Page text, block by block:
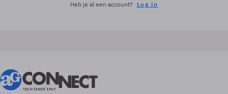
Heb je al een account? Log in